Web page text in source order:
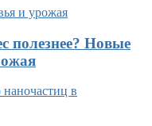
полезнее? Новые